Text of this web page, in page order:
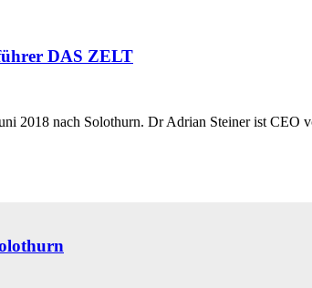
DAS ZELT
2018 nach Solothurn. Dr Adrian Steiner ist